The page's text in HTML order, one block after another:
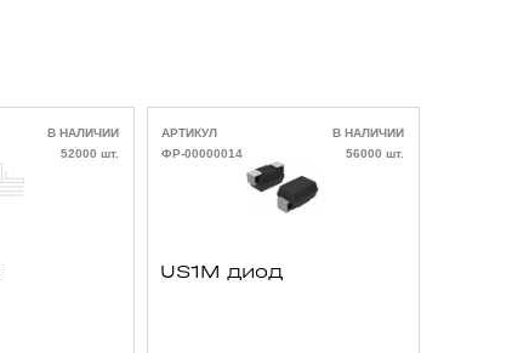
В НАЛИЧИИ
52000 шт.
АРТИКУЛ
ФР-00000014
В НАЛИЧИИ
56000 шт.
US1M диод